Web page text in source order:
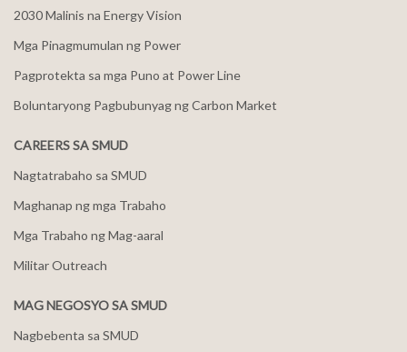
2030 Malinis na Energy Vision
Mga Pinagmumulan ng Power
Pagprotekta sa mga Puno at Power Line
Boluntaryong Pagbubunyag ng Carbon Market
CAREERS SA SMUD
Nagtatrabaho sa SMUD
Maghanap ng mga Trabaho
Mga Trabaho ng Mag-aaral
Militar Outreach
MAG NEGOSYO SA SMUD
Nagbebenta sa SMUD